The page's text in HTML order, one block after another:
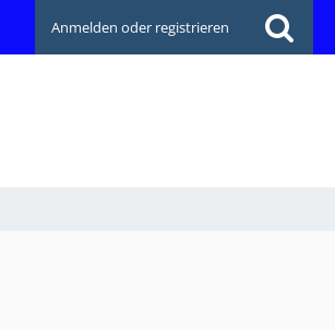
Anmelden oder registrieren